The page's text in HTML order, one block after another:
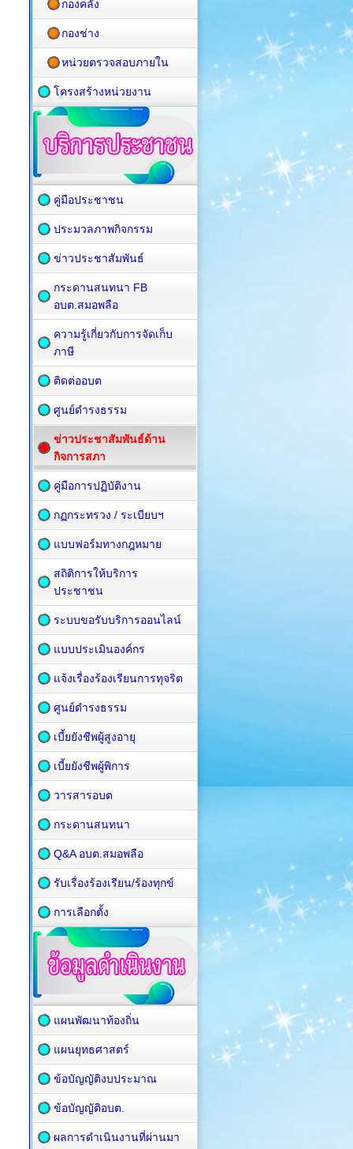
กองคลัง
กองช่าง
หน่วยตรวจสอบภายใน
โครงสร้างหน่วยงาน
คู่มือประชาชน
ประมวลภาพกิจกรรม
ข่าวประชาสัมพันธ์
กระดานสนทนา FB
อบต.สมอพลือ
ความรู้เกี่ยวกับการจัดเก็บ
ภาษี
ติดต่ออบต
ศูนย์ดำรงธรรม
ข่าวประชาสัมพันธ์ด้าน
กิจการสภา
คู่มือการปฏิบัติงาน
กฏกระทรวง / ระเบียบฯ
แบบฟอร์มทางกฎหมาย
สถิติการให้บริการ
ประชาชน
ระบบขอรับบริการออนไลน์
แบบประเมินองค์กร
แจ้งเรื่องร้องเรียนการทุจริต
ศูนย์ดำรงธรรม
เบี้ยยังชีพผู้สูงอายุ
เบี้ยยังชีพผู้พิการ
วารสารอบต
กระดานสนทนา
Q&A อบต.สมอพลือ
รับเรื่องร้องเรียน/ร้องทุกข์
การเลือกตั้ง
แผนพัฒนาท้องถิ่น
แผนยุทธศาสตร์
ข้อบัญญัติงบประมาณ
ข้อบัญญัติอบต.
ผลการดำเนินงานที่ผ่านมา